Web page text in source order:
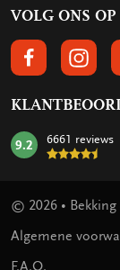
VOLG ONS OP
VOLGS ONS
VOLG
mark:
9.2 6661 reviews
© 2026 • Bekking
Algemene